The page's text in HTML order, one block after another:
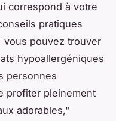
correspond à votre
pratiques
vous pouvez trouver
hypoallergéniques
personnes
profiter pleinement
adorables,"